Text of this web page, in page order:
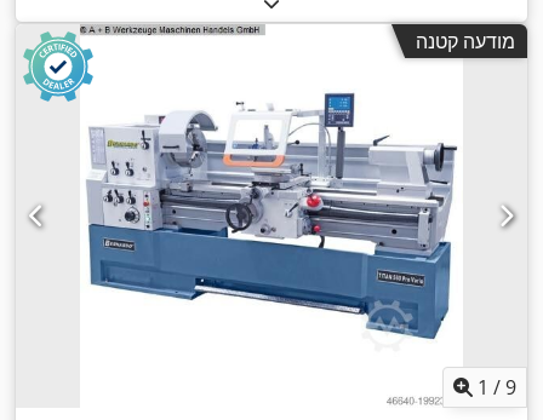
מודעה קטנה
1 /9